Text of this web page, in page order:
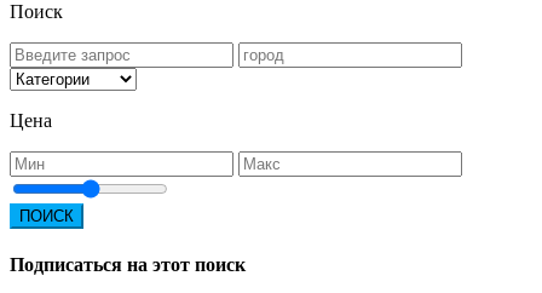
Поиск
Цена
ПОИСК
Подписаться на этот поиск